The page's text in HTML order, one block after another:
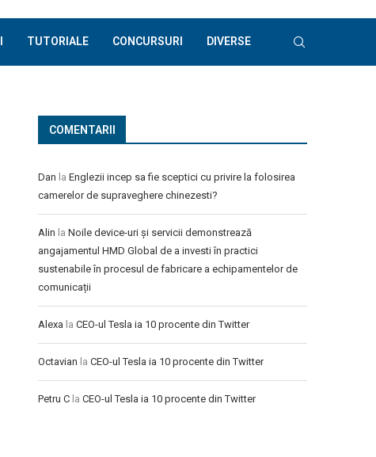
TUTORIALE CONCURSURI DIVERSE
COMENTARII
Dan la Englezii incep sa fie sceptici cu privire la folosirea
camerelor de supraveghere chinezesti?
Alin la Noile device-uri și servicii demonstrează
angajamentul HMD Global de a investi în practici
sustenabile în procesul de fabricare a echipamentelor de
comunicații
Alexa la CEO-ul Tesla ia 10 procente din Twitter
Octavian la CEO-ul Tesla ia 10 procente din Twitter
Petru C la CEO-ul Tesla ia 10 procente din Twitter